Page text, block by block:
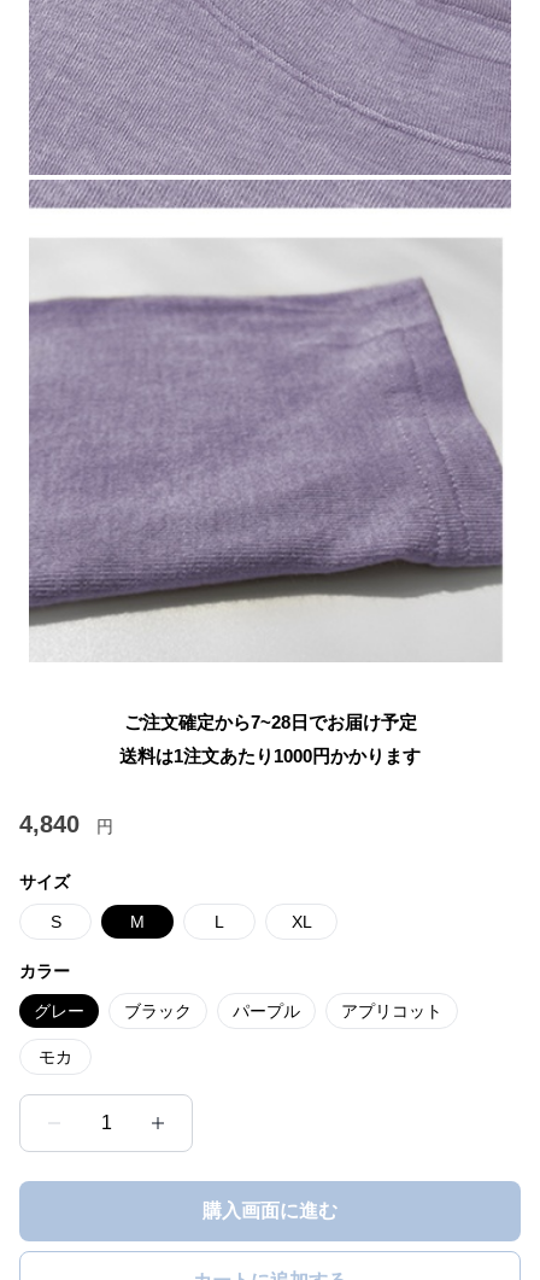
ご注文確定から7~28日でお届け予定
送料は1注文あたり 1000円かかります
4,840 円
サイズ
S M L XL
カラー
グレー ブラック パープル アプリコット
モカ
1
購入画面に進む